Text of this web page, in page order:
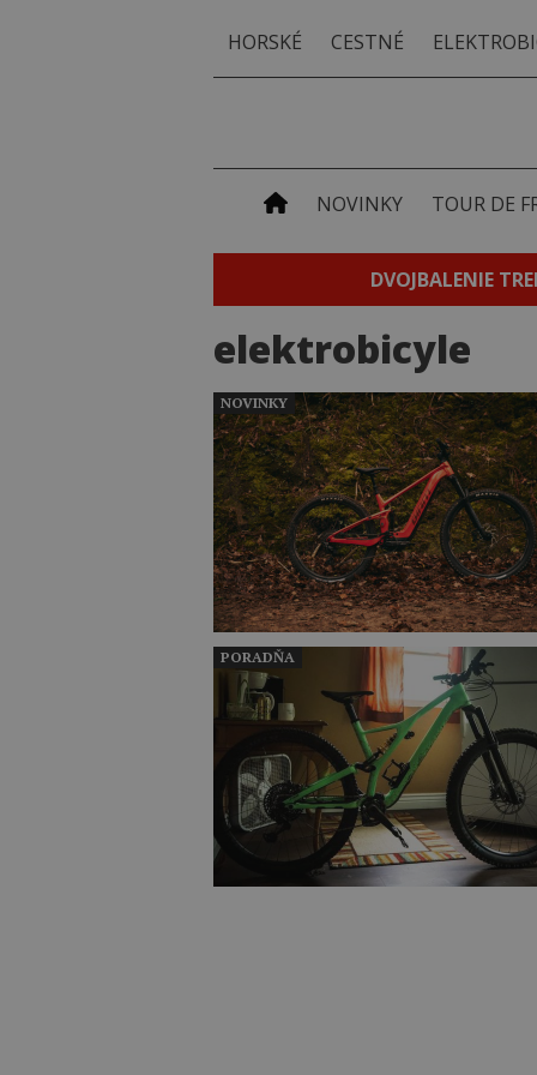
HORSKÉ CESTNÉ
NOVINKY TOUR DE
DVOJBALENIE
elektrobicyle
NOVINKY
PORADŇA